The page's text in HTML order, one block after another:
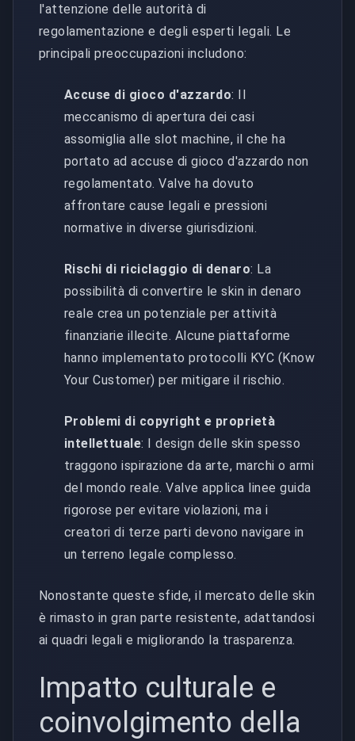
l'attenzione delle autorità di
regolamentazione e degli esperti legali. Le
principali preoccupazioni includono:
Accuse di gioco d'azzardo: Il
meccanismo di apertura dei casi
assomiglia alle slot machine, il che ha
portato ad accuse di gioco d'azzardo non
regolamentato. Valve ha dovuto
affrontare cause legali e pressioni
normative in diverse giurisdizioni.
Rischi di riciclaggio di denaro: La
possibilità di convertire le skin in denaro
reale crea un potenziale per attività
finanziarie illecite. Alcune piattaforme
hanno implementato protocolli KYC (Know
Your Customer) per mitigare il rischio.
Problemi di copyright e proprietà
intellettuale: I design delle skin spesso
traggono ispirazione da arte, marchi o armi
del mondo reale. Valve applica linee guida
rigorose per evitare violazioni, ma i
creatori di terze parti devono navigare in
un terreno legale complesso.
Nonostante queste sfide, il mercato delle skin
è rimasto in gran parte resistente, adattandosi
ai quadri legali e migliorando la trasparenza.
Impatto culturale e
coinvolgimento della